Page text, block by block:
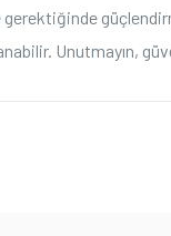
gerektiğinde
Unutmayın,